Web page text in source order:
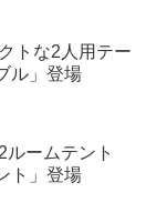
トな2人用テー
ル」登場
ルームテント
ト」登場